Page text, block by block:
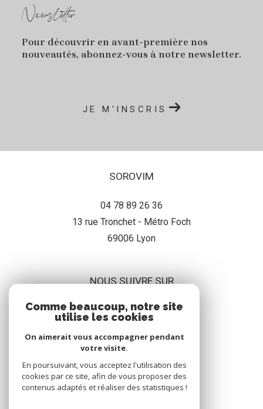
Newsletter
Pour découvrir en avant-première nos
nouveautés, abonnez-vous à notre newsletter.
JE M'INSCRIS
SOROVIM
04 78 89 26 36
13 rue Tronchet - Métro Foch
69006
lyon
NOUS SUIVRE SUR
ADHÉRENT
Comme beaucoup, notre site
utilise les cookies
On aimerait vous accompagner pendant
votre visite.
En poursuivant, vous acceptez l'utilisation des
cookies par ce site, afin de vous proposer des
contenus adaptés et réaliser des statistiques !